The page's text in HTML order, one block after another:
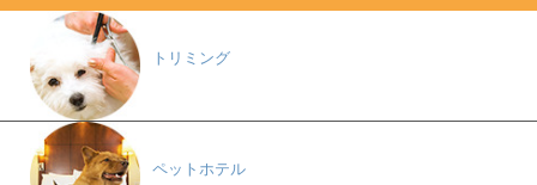
トリミング
ペットホテル